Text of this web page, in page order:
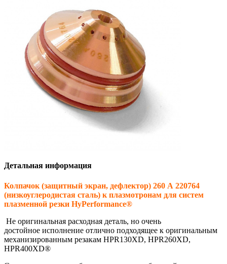
Детальная информация
Колпачок (защитный экран, дефлектор) 260 А 220764
(низкоуглеродистая сталь) к плазмотронам для систем
плазменной резки HyPerformance®
Не оригинальная расходная деталь, но очень
достойное исполнение отлично подходящее к оригинальным
механизированным резакам HPR130XD, HPR260XD,
HPR400XD®